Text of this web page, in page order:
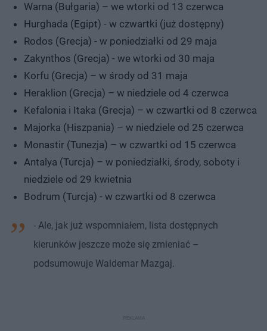
Warna (Bułgaria) – we wtorki od 13 czerwca
Hurghada (Egipt) - w czwartki (już dostępny)
Rodos (Grecja) - w poniedziałki od 29 maja
Zakynthos (Grecja) - we wtorki od 30 maja
Korfu (Grecja) – w środy od 31 maja
Heraklion (Grecja) – w niedziele od 4 czerwca
Kefalonia i Itaka (Grecja) – w czwartki od 8 czerwca
Majorka (Hiszpania) – w niedziele od 25 czerwca
Monastir (Tunezja) – w czwartki od 15 czerwca
Antalya (Turcja) – w poniedziałki, środy, soboty i
niedziele od 29 kwietnia
Bodrum (Turcja) - w czwartki od 8 czerwca
- Ale, jak już wspomniałem, lista dostępnych
kierunków jeszcze może się zmieniać –
podsumowuje Waldemar Mazgaj.